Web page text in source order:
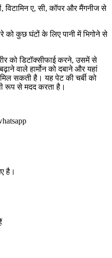
विटामिन ए, सी, कॉपर और मैंगनीज से
को कुछ घंटों के लिए पानी में भिगोने से
को डिटॉक्सीफाई करने, उसमें से
वाले हार्मोन को दबाने और यहां
सकती है। यह पेट की चर्बी को
रूप से मदद करता है।
है।